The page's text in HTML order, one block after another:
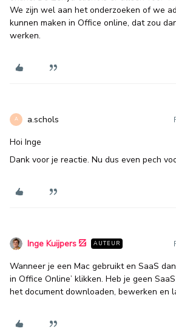
We zijn wel aan het onderzoeken of we
kunnen maken in Office online, dat zou
werken.
A a.schols
Hoi Inge
Dank voor je reactie. Nu dus even pech
Inge Kuijpers AUTEUR
Wanneer je een Mac gebruikt en SaaS
in Office Online’ klikken. Heb je geen
het document downloaden, bewerken en